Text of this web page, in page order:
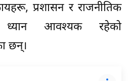
प्रशासन र राजनीतिक
ध्यान आवश्यक रहेको
छन्।